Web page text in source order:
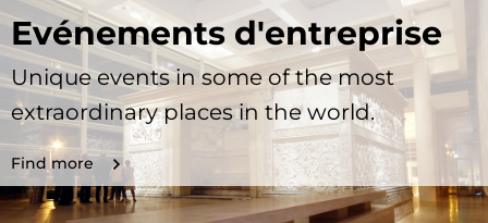
Evénements d'entreprise
Unique events in some of the most
extraordinary places in the world.
Find more